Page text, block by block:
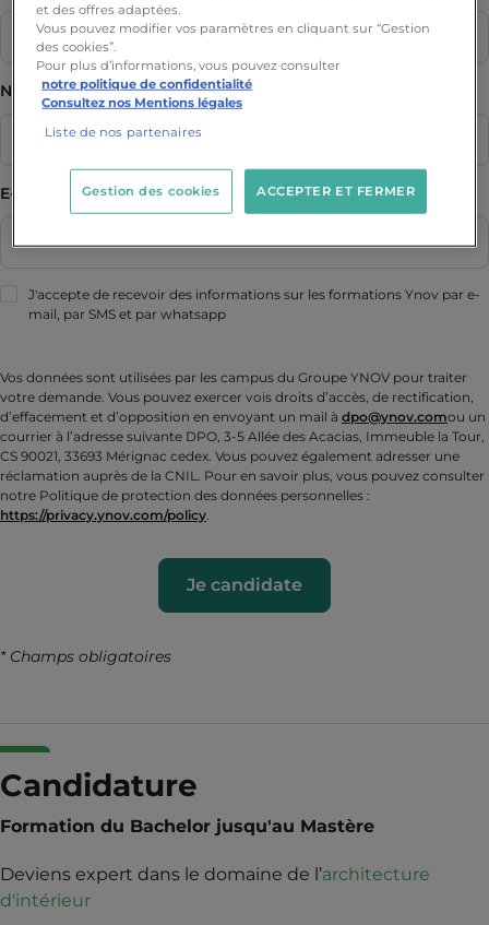
Candidature
Formation du Bachelor jusqu'au Mastère
Deviens expert dans le domaine de l’architecture
d'intérieur
Numéro de téléphone
E-mail
J'accepte de recevoir des informations sur les formations Ynov par e-
mail, par SMS et par whatsapp
Vos données sont utilisées par les campus du Groupe YNOV pour traiter
votre demande. Vous pouvez exercer vois droits d’accès, de rectification,
d’effacement et d’opposition en envoyant un mail à dpo@ynov.comou un
courrier à l’adresse suivante DPO, 3-5 Allée des Acacias, Immeuble la Tour,
CS 90021, 33693 Mérignac cedex. Vous pouvez également adresser une
réclamation auprès de la CNIL. Pour en savoir plus, vous pouvez consulter
notre Politique de protection des données personnelles :
https://privacy.ynov.com/policy.
Je candidate
* Champs obligatoires
et des offres adaptées.
Vous pouvez modifier vos paramètres en cliquant sur “Gestion
des cookies”.
Pour plus d’informations, vous pouvez consulter
notre politique de confidentialité
Consultez nos Mentions légales
Liste de nos partenaires
ACCEPTER ET FERMER
Gestion des cookies